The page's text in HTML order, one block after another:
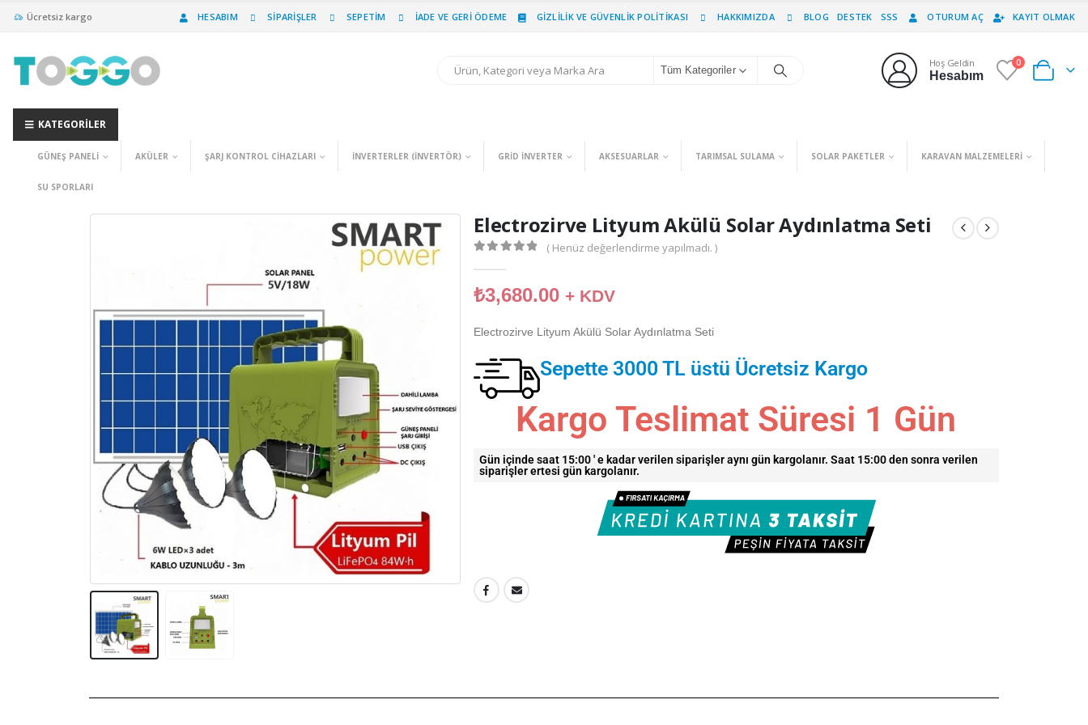
Ücretsiz kargo HESABIM SIPARIŞLER SEPETIM İADE VE GERI ÖDEME GIZLILIK VE GÜVENLIK POLITIKASI HAKKIMIZDA BLOG DESTEK SSS OTURUM AÇ KAYIT OLMAK
Tüm Kategoriler
Hoş Geldin
Hesabım
0
KATEGORILER
GÜNEŞ PANELI AKÜLER ŞARJ KONTROL CIHAZLARI İNVERTERLER (INVERTÖR) GRID İNVERTER AKSESUARLAR TARIMSAL SULAMA SOLAR PAKETLER KARAVAN MALZEMELERI
SU SPORLARI
Electrozirve Lityum Akülü Solar Aydınlatma Seti
( Henüz değerlendirme yapılmadı. )
₺3,680.00 + KDV
Electrozirve Lityum Akülü Solar Aydınlatma Seti
Sepette 3000 TL üstü Ücretsiz Kargo
Kargo Teslimat Süresi 1 Gün
Gün içinde saat 15:00 ' e kadar verilen siparişler aynı gün kargolanır. Saat 15:00 den sonra verilen
siparişler ertesi gün kargolanır.